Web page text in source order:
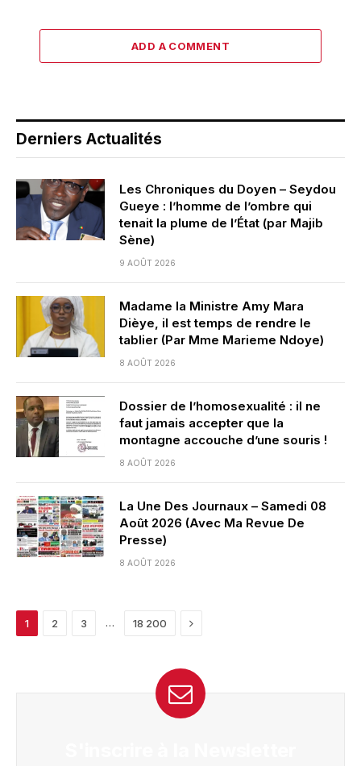
ADD A COMMENT
Derniers Actualités
Les Chroniques du Doyen – Seydou
Gueye : l’homme de l’ombre qui
tenait la plume de l’État (par Majib
Sène)
9 AOÛT 2026
Madame la Ministre Amy Mara
Dièye, il est temps de rendre le
tablier (Par Mme Marieme Ndoye)
8 AOÛT 2026
Dossier de l’homosexualité : il ne
faut jamais accepter que la
montagne accouche d’une souris !
8 AOÛT 2026
La Une Des Journaux – Samedi 08
Août 2026 (Avec Ma Revue De
Presse)
8 AOÛT 2026
1 2 3 … 18 200 Next